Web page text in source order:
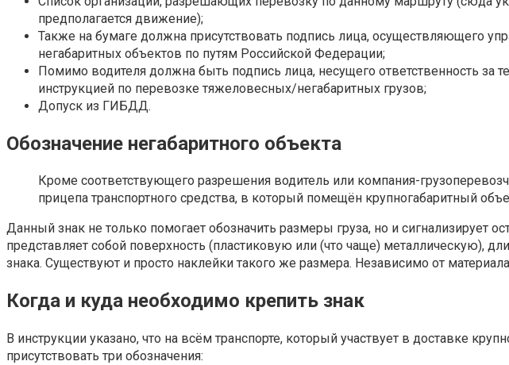
предполагается движение);
Также на бумаге должна присутствовать подпись лица, осуществляющего
негабаритных объектов по путям Российской Федерации;
Помимо водителя должна быть подпись лица, несущего ответственность за
инструкцией по перевозке тяжеловесных/негабаритных грузов;
Допуск из ГИБДД.
Обозначение негабаритного объекта
Кроме соответствующего разрешения водитель или компания-
прицепа транспортного средства, в который помещён крупногабаритный
Данный знак не только помогает обозначить размеры груза, но и
представляет собой поверхность (пластиковую или (что чаще)
знака. Существуют и просто наклейки такого же размера. Независимо от
Когда и куда необходимо крепить знак
В инструкции указано, что на всём транспорте, который участвует в доставке
присутствовать три обозначения: